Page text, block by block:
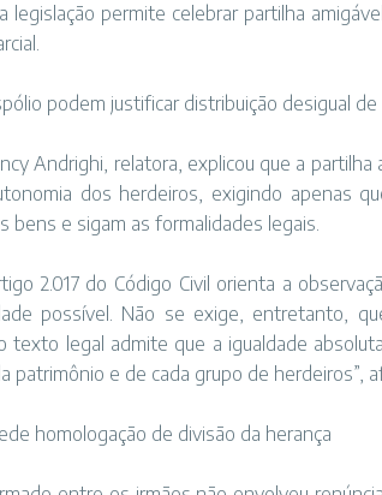
legislação permite celebrar partilha
podem justificar distribuição desigual
Andrighi, relatora, explicou que a partilha
dos herdeiros, exigindo apenas
bens e sigam as formalidades legais.
2.017 do Código Civil orienta a
possível. Não se exige, entretanto,
texto legal admite que a igualdade
patrimônio e de cada grupo de herdeiros”,
homologação de divisão da herança